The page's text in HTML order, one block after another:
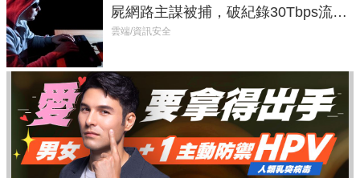
屍網路主謀被捕，破紀錄30Tbps流量
癱瘓全球！
雲端/資訊安全